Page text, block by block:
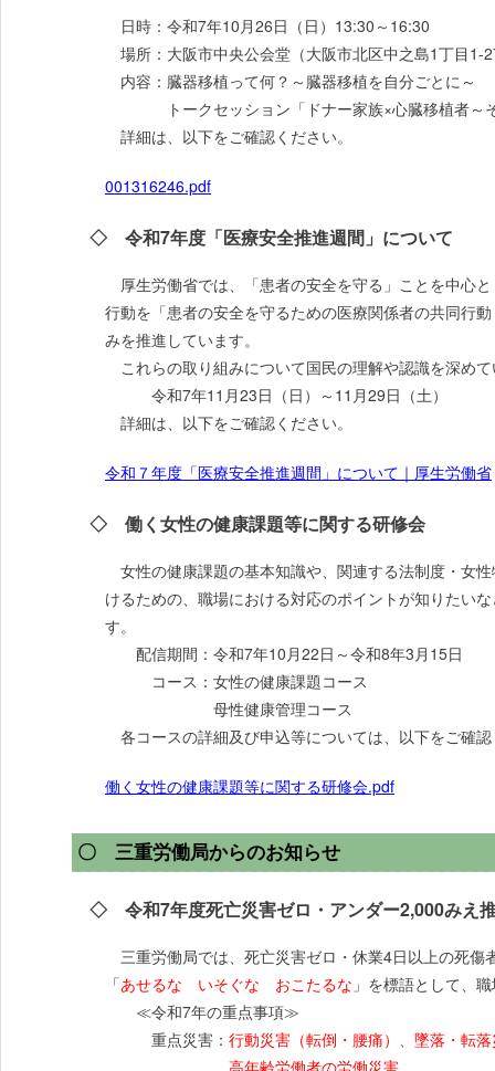
日時：令和7年10月26日（日）13:30～16:30
場所：大阪市中央公会堂（大阪市北区中之島1丁目1-
内容：臓器移植って何？～臓器移植を自分ごとに～
トークセッション「ドナー家族×心臓移植者～そ
詳細は、以下をご確認ください。
001316246.pdf
◇ 令和7年度「医療安全推進週間」について
厚生労働省では、「患者の安全を守る」ことを中心
行動を「患者の安全を守るための医療関係者の共同行
みを推進しています。
これらの取り組みについて国民の理解や認識を深め
令和7年11月23日（日）～11月29日（土）
詳細は、以下をご確認ください。
令和７年度「医療安全推進週間」について｜厚生労働省
◇ 働く女性の健康課題等に関する研修会
女性の健康課題の基本知識や、関連する法制度・女
けるための、職場における対応のポイントが知りたい
す。
配信期間：令和7年10月22日～令和8年3月15日
コース：女性の健康課題コース
母性健康管理コース
各コースの詳細及び申込等については、以下をご確
働く女性の健康課題等に関する研修会.pdf
〇 三重労働局からのお知らせ
◇ 令和7年度死亡災害ゼロ・アンダー2,000みえ
三重労働局では、死亡災害ゼロ・休業4日以上の死
「あせるな いそぐな おこたるな 」を標語として、
≪令和7年の重点事項≫
重点災害： 行動災害（転倒・腰痛）、墜落・転
高年齢労働者の労働災害